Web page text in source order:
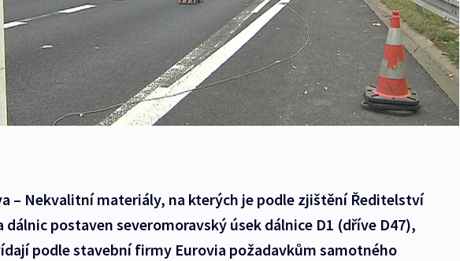
– Nekvalitní materiály, na kterých je podle zjištění Ředitelství
dálnic postaven severomoravský úsek dálnice D1 (dříve D47),
podle stavební firmy Eurovia požadavkům samotného